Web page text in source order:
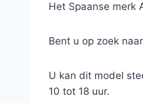
Het Spaanse merk
Bent u op zoek
U kan dit model
10 tot 18 uur.